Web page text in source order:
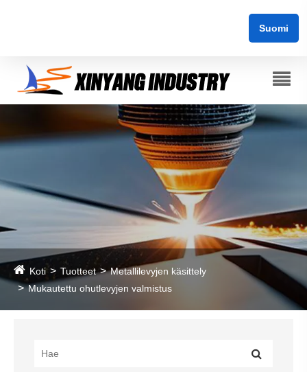
Suomi
Koti Tuotteet
Metallilevyjen käsittely
Mukautettu ohutlevyjen valmistus